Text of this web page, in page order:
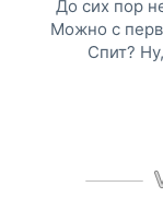
До сих пор
Можно с
Спит?